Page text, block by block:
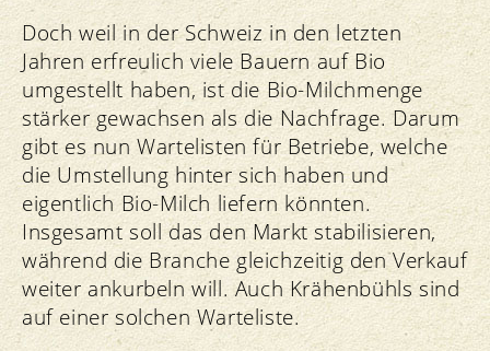
Doch weil in der Schweiz in den letzten
Jahren erfreulich viele Bauern auf Bio
umgestellt haben, ist die Bio-Milchmenge
stärker gewachsen als die Nachfrage. Darum
gibt es nun Wartelisten für Betriebe, welche
die Umstellung hinter sich haben und
eigentlich Bio-Milch liefern könnten.
Insgesamt soll das den Markt stabilisieren,
während die Branche gleichzeitig den Verkauf
weiter ankurbeln will. Auch Krähenbühls sind
auf einer solchen Warteliste.